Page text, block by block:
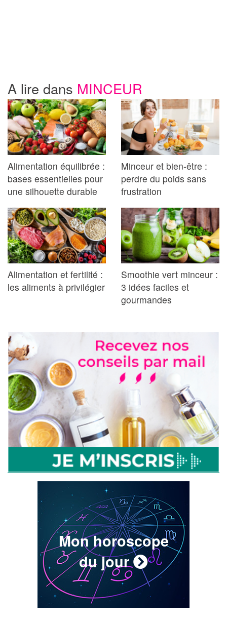
A lire dans MINCEUR
Alimentation équilibrée :
bases essentielles pour
une silhouette durable
Minceur et bien-être :
perdre du poids sans
frustration
Alimentation et fertilité :
les aliments à privilégier
Smoothie vert minceur :
3 idées faciles et
gourmandes
Mon horoscope
du jour